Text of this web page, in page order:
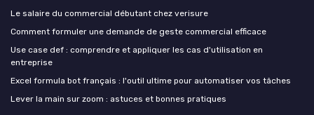
Le salaire du commercial débutant chez verisure
Comment formuler une demande de geste commercial efficace
Use case def : comprendre et appliquer les cas d'utilisation en
entreprise
Excel formula bot français : l'outil ultime pour automatiser vos tâches
Lever la main sur zoom : astuces et bonnes pratiques